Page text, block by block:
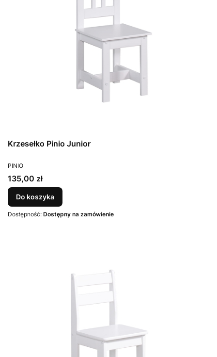
Krzesełko Pinio Junior
PRODUCENT
PINIO
Cena
135,00 zł
Do koszyka
Dostępność: Dostępny na zamówienie